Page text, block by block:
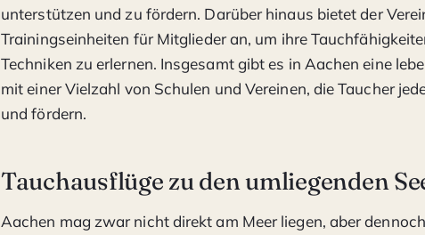
unterstützen und zu fördern. Darüber hinaus bietet der
Trainingseinheiten für Mitglieder an, um ihre
Techniken zu erlernen. Insgesamt gibt es in Aachen eine
mit einer Vielzahl von Schulen und Vereinen, die Taucher
und fördern.
Tauchausflüge zu den umliegenden
Aachen mag zwar nicht direkt am Meer liegen, aber